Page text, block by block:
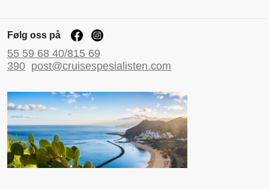
Følg oss på
55 59 68 40/815 69
390 post@cruisespesialisten.com